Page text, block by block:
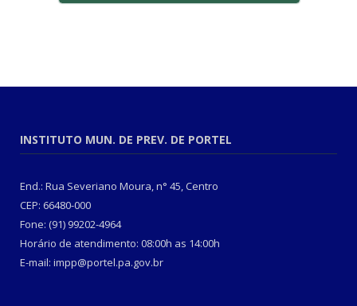
INSTITUTO MUN. DE PREV. DE PORTEL
End.: Rua Severiano Moura, n° 45, Centro
CEP: 66480-000
Fone: (91) 99202-4964
Horário de atendimento: 08:00h as 14:00h
E-mail: impp@portel.pa.gov.br